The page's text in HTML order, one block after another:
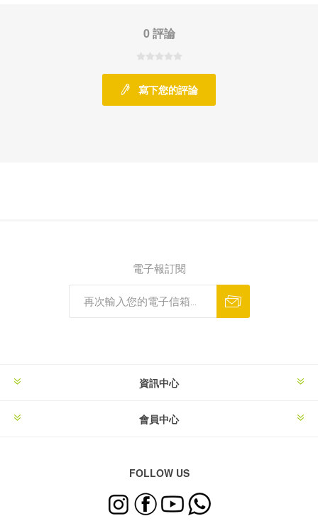
0 評論
寫下您的評論
電子報訂閱
資訊中心
會員中心
FOLLOW US